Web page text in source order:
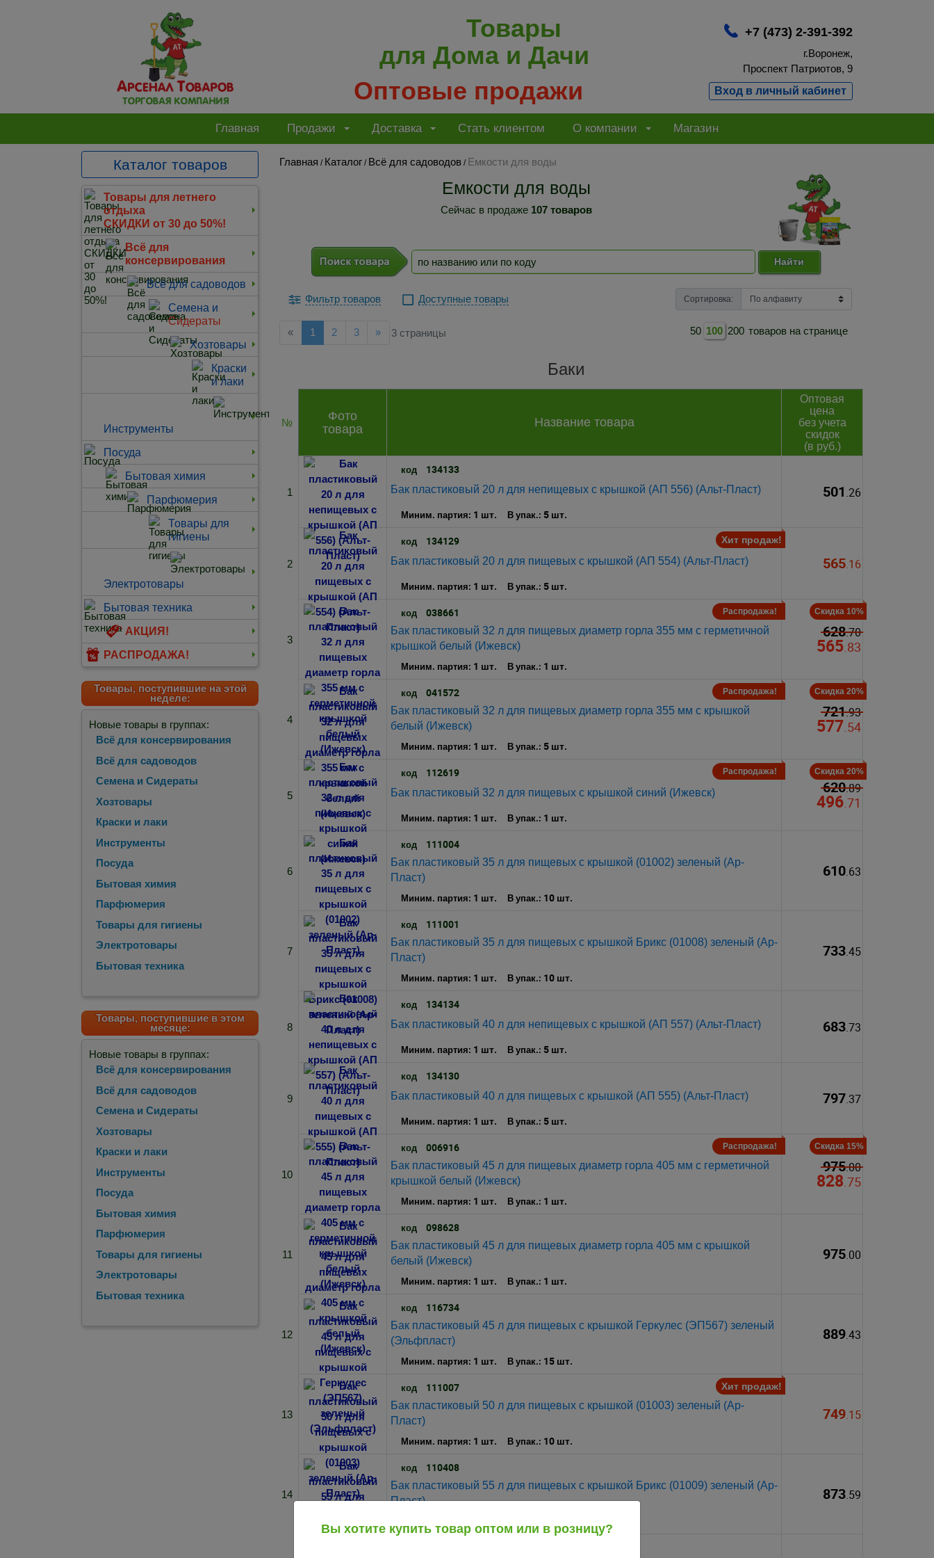
Товары
для Дома и Дачи
Оптовые продажи
+7 (473) 2-391-392
г.Воронеж,
Проспект Патриотов, 9
Вход в личный кабинет
Главная Продажи Доставка Стать клиентом О компании Магазин
Каталог товаров
Товары для летнего
отдыха
СКИДКИ от 30 до 50%!
Всё для
консервирования
Всё для садоводов
Семена и
Сидераты
Хозтовары
Краски
и лаки
Инструменты
Посуда
Бытовая химия
Парфюмерия
Товары для
гигиены
Электротовары
Бытовая техника
АКЦИЯ!
РАСПРОДАЖА!
Товары, поступившие на этой
неделе:
Новые товары в группах:
Всё для консервирования
Всё для садоводов
Семена и Сидераты
Хозтовары
Краски и лаки
Инструменты
Посуда
Бытовая химия
Парфюмерия
Товары для гигиены
Электротовары
Бытовая техника
Товары, поступившие в этом
месяце:
Новые товары в группах:
Всё для консервирования
Всё для садоводов
Семена и Сидераты
Хозтовары
Краски и лаки
Инструменты
Посуда
Бытовая химия
Парфюмерия
Товары для гигиены
Электротовары
Бытовая техника
Главная / Каталог / Всё для садоводов / Емкости для воды
Емкости для воды
Сейчас в продаже 107 товаров
Найти
Фильтр товаров Доступные товары Сортировка:
50 100 200 товаров на странице
«Назад
1 2 3 »Далее
3 страницы
Баки
№
Фото
товара
Название товара
Оптовая
цена
без учета
скидок
(в руб.)
1
код 134133
Бак пластиковый 20 л для непищевых с крышкой (АП 556) (Альт-Пласт)
Миним. партия: 1 шт. В упак.: 5 шт.
501.26
2
код 134129
Бак пластиковый 20 л для пищевых с крышкой (АП 554) (Альт-Пласт)
Миним. партия: 1 шт. В упак.: 5 шт.
Хит продаж!
565.16
3
код 038661
Бак пластиковый 32 л для пищевых диаметр горла 355 мм с герметичной
крышкой белый (Ижевск)
Миним. партия: 1 шт. В упак.: 1 шт.
Распродажа! Скидка 10%
628.70
565 .83
4
код 041572
Бак пластиковый 32 л для пищевых диаметр горла 355 мм с крышкой
белый (Ижевск)
Миним. партия: 1 шт. В упак.: 5 шт.
Распродажа! Скидка 20%
721.93
577 .54
5
код 112619
Бак пластиковый 32 л для пищевых с крышкой синий (Ижевск)
Миним. партия: 1 шт. В упак.: 1 шт.
Распродажа! Скидка 20%
620.89
496 .71
6
код 111004
Бак пластиковый 35 л для пищевых с крышкой (01002) зеленый (Ар-
Пласт)
Миним. партия: 1 шт. В упак.: 10 шт.
610.63
7
код 111001
Бак пластиковый 35 л для пищевых с крышкой Брикс (01008) зеленый (Ар-
Пласт)
Миним. партия: 1 шт. В упак.: 10 шт.
733.45
8
код 134134
Бак пластиковый 40 л для непищевых с крышкой (АП 557) (Альт-Пласт)
Миним. партия: 1 шт. В упак.: 5 шт.
683.73
9
код 134130
Бак пластиковый 40 л для пищевых с крышкой (АП 555) (Альт-Пласт)
Миним. партия: 1 шт. В упак.: 5 шт.
797.37
10
код 006916
Бак пластиковый 45 л для пищевых диаметр горла 405 мм с герметичной
крышкой белый (Ижевск)
Миним. партия: 1 шт. В упак.: 1 шт.
Распродажа! Скидка 15%
975.00
828 .75
11
код 098628
Бак пластиковый 45 л для пищевых диаметр горла 405 мм с крышкой
белый (Ижевск)
Миним. партия: 1 шт. В упак.: 1 шт.
975.00
12
код 116734
Бак пластиковый 45 л для пищевых с крышкой Геркулес (ЭП567) зеленый
(Эльфпласт)
Миним. партия: 1 шт. В упак.: 15 шт.
889.43
13
код 111007
Бак пластиковый 50 л для пищевых с крышкой (01003) зеленый (Ар-
Пласт)
Миним. партия: 1 шт. В упак.: 10 шт.
Хит продаж!
749.15
14
код 110408
Бак пластиковый 55 л для пищевых с крышкой Брикс (01009) зеленый (Ар-
Пласт)
873.59
Вы хотите купить товар оптом или в розницу?